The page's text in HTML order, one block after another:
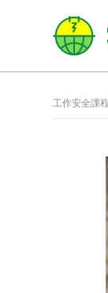
工作安全課程